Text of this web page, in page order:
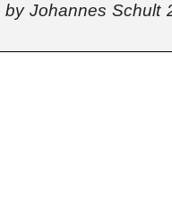
by Johannes Schult